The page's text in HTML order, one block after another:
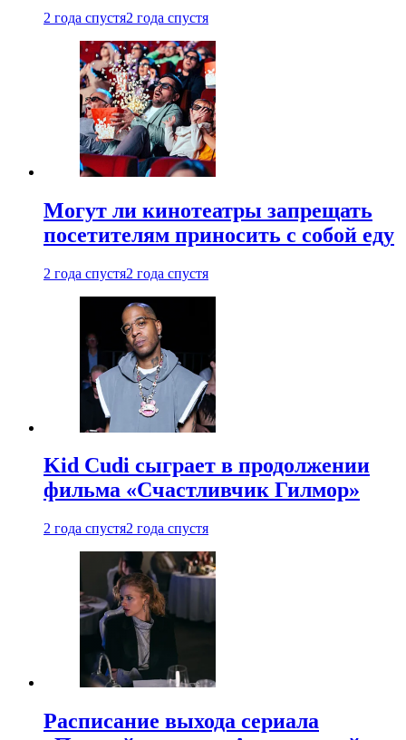
2 года спустя2 года спустя
Могут ли кинотеатры запрещать
посетителям приносить с собой еду
2 года спустя2 года спустя
Kid Cudi сыграет в продолжении
фильма «Счастливчик Гилмор»
2 года спустя2 года спустя
Расписание выхода сериала